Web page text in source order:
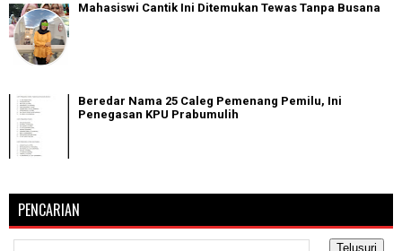
Mahasiswi Cantik Ini Ditemukan Tewas Tanpa Busana
Beredar Nama 25 Caleg Pemenang Pemilu, Ini
Penegasan KPU Prabumulih
PENCARIAN